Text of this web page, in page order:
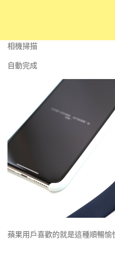
相機掃描
自動完成
蘋果用戶喜歡的就是這種順暢愉